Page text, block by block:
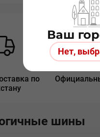
по
шины
Ваш
Нет,